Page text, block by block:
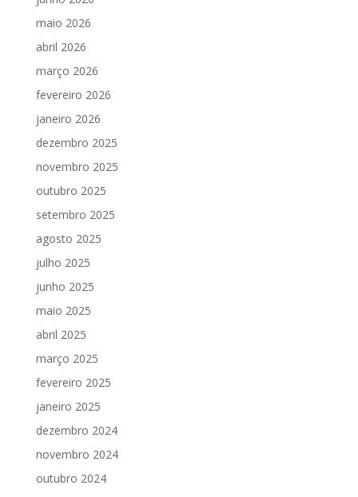
maio 2026
abril 2026
março 2026
fevereiro 2026
janeiro 2026
dezembro 2025
novembro 2025
outubro 2025
setembro 2025
agosto 2025
julho 2025
junho 2025
maio 2025
abril 2025
março 2025
fevereiro 2025
janeiro 2025
dezembro 2024
novembro 2024
outubro 2024